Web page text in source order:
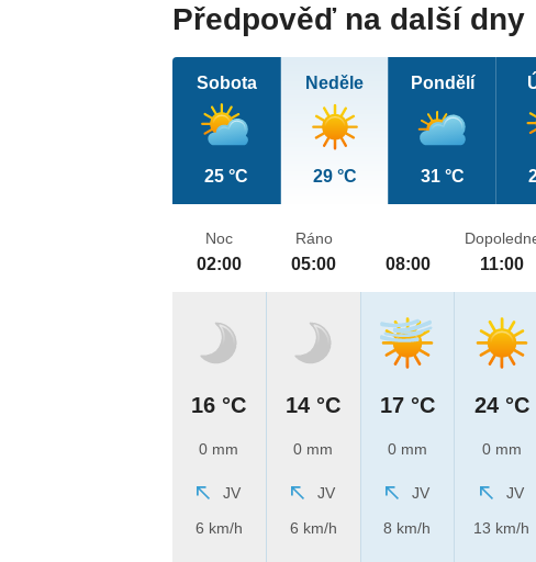
Předpověď na další dny
Sobota
25 °C
Neděle
29 °C
Pondělí
31 °C
Noc
02:00
16 °C
0 mm
JV
6 km/h
Ráno
05:00
14 °C
0 mm
JV
6 km/h
08:00
17 °C
0 mm
JV
8 km/h
11:00
24 °C
0 mm
JV
13 km/h